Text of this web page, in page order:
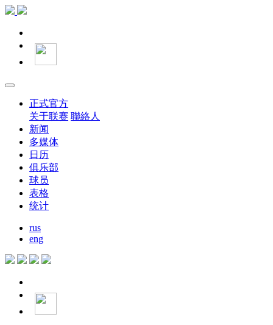
正式官方
关于联赛 聯絡人
新闻
多媒体
日历
俱乐部
球员
表格
统计
rus
eng